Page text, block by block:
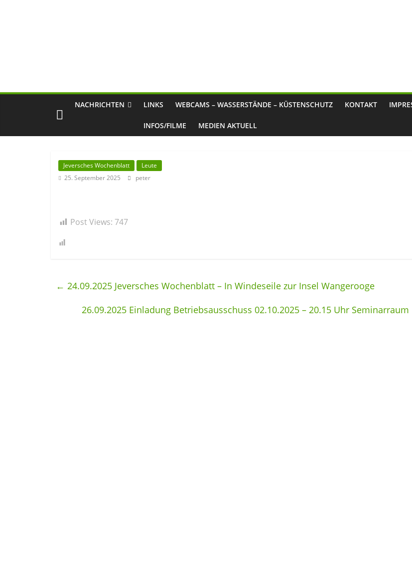
NACHRICHTEN LINKS WEBCAMS – WASSERSTÄNDE – KÜSTENSCHUTZ KONTAKT
INFOS/FILME MEDIEN AKTUELL
Jeversches Wochenblatt
Leute
25. September 2025
peter
Post Views: 747
← 24.09.2025 Jeversches Wochenblatt – In Windeseile zur Insel Wangerooge
26.09.2025 Einladung Betriebsausschuss 02.10.2025 – 20.15 Uhr